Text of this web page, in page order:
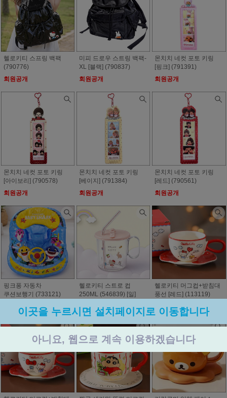
헬로키티 스프링 백팩
(790776)
회원공개
미피 드로우 스트링 백팩-
XL [블랙] (790837)
회원공개
몬치치 네컷 포토 키링
[핑크] (791391)
회원공개
몬치치 네컷 포토 키링
[아이보리] (790578)
회원공개
몬치치 네컷 포토 키링
[베이지] (791384)
회원공개
몬치치 네컷 포토 키링
[레드] (790561)
회원공개
핑크퐁 자동차
쿠션보행기 (733121)
회원공개
헬로키티 스트로 컵
250ML (546839) [일]
회원공개
헬로키티 머그컵+받침대
풍선 [레드] (113119)
회원공개
이곳을 누르시면 설치페이지로 이동합니다
아니요, 웹으로 계속 이용하겠습니다